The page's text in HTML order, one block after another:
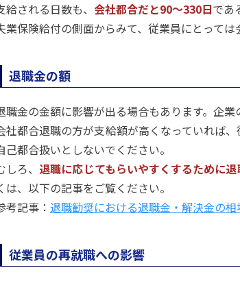
給される日数も、 会社都合だと90〜330日であ
業保険給付の側面からみて、従業員にとっては
退職金の額
職金の金額に影響が出る場合もあります。企業
社都合退職の方が支給額が高くなっていれば
己都合扱いとしないでください。
しろ、 退職に応じてもらいやすくするために
は、以下の記事をご覧ください。
考記事： 退職勧奨における退職金・解決金の
従業員の再就職への影響